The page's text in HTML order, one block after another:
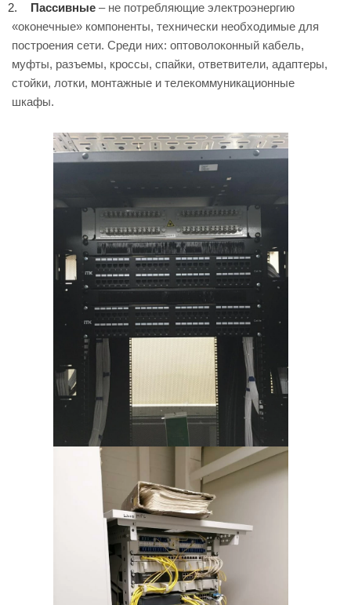
Пассивные – не потребляющие электроэнергию
«оконечные» компоненты, технически необходимые для
построения сети. Среди них: оптоволоконный кабель,
муфты, разъемы, кроссы, спайки, ответвители, адаптеры,
стойки, лотки, монтажные и телекоммуникационные
шкафы.